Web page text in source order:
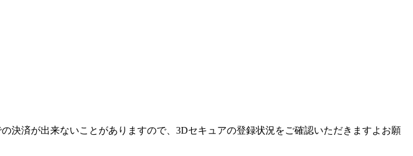
決済が出来ないことがありますので、3Dセキュアの登録状況をご確認いただきますよお願